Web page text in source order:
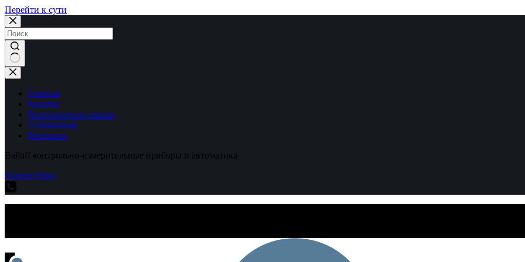
Перейти к сути
Ничего
не
найденоГлавная
Каталог
Выполненные заказы
О компании
Контакты
Balluff контрольно-измерительные приборы и автоматика
Explore Shop